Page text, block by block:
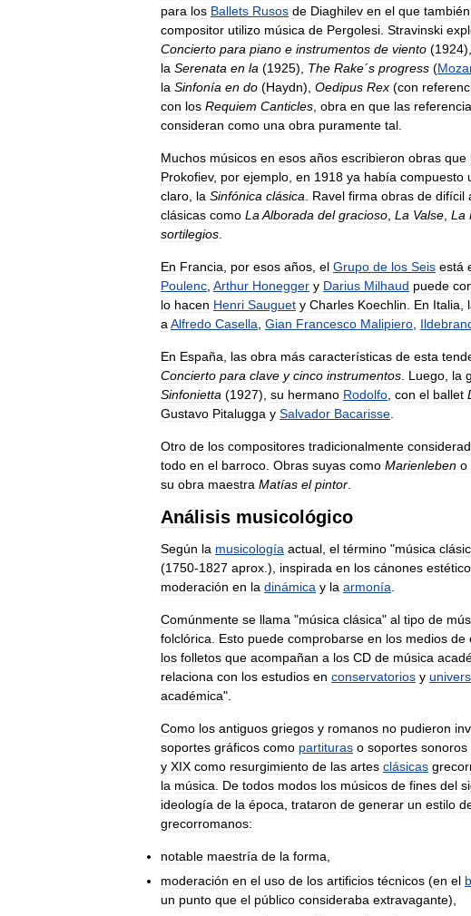
para los Ballets Rusos de Diaghilev en el que también
compositor utilizo música de Pergolesi Stravinski
Concierto para piano e instrumentos de viento (1924),
la Serenata en la (1925), The Rake´s progress (
la Sinfonía en do (Haydn), Oedipus Rex (con
con los Requiem Canticles obra en que las
consideran como una obra puramente tal
Muchos músicos en esos años escribieron obras que
Prokofiev, por ejemplo en 1918 ya había compuesto
claro la Sinfónica clásica Ravel firma obras de difícil
clásicas como La Alborada del gracioso La Valse La
sortilegios
En Francia por esos años el Grupo de los Seis está
Poulenc Arthur Honegger y Darius Milhaud puede
lo hacen Henri Sauguet y Charles Koechlin En Italia
a Alfredo Casella Gian Francesco Malipiero
En España las obra más características de esta
Concierto para clave y cinco instrumentos Luego la
Sinfonietta (1927), su hermano Rodolfo con el ballet
Gustavo Pitalugga y Salvador Bacarisse
Otro de los compositores tradicionalmente
todo en el barroco Obras suyas como Marienleben o
su obra maestra Matías el pintor
Análisis musicológico
Según la musicología actual el término "música
(1750-1827 aprox .), inspirada en los cánones
moderación en la dinámica y la armonía
Comúnmente se llama "música clásica" al tipo de
folclórica
Esto puede comprobarse en los medios de
los folletos que acompañan a los CD de música
relaciona con los estudios en conservatorios y
académica".
Como los antiguos griegos y romanos no pudieron
soportes gráficos como partituras o soportes sonoros
y XIX como resurgimiento de las artes clásicas
la música De todos modos los músicos de fines del
ideología de la época trataron de generar un estilo
grecorromanos:
notable maestría de la forma
moderación en el uso de los artificios técnicos (en el
un punto que el público consideraba extravagante),